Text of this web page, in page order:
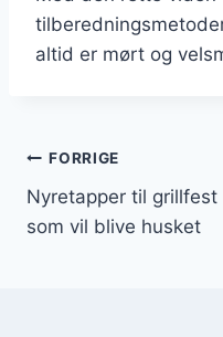
altid er mørt og
FORRIGE
Nyretapper til grillfest
som vil blive husket